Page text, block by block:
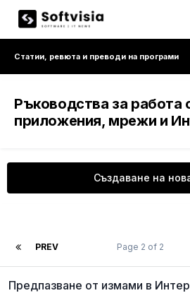
Статии, ревюта и преводи на програми
Ръководства за работа
приложения, мрежи и
Създаване на
PREV Page 2 of 2
Предпазване от измами в